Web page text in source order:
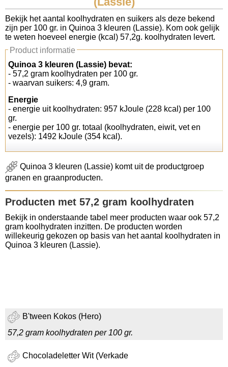
Koolhydraten tellen
Links
Bekijk het aantal koolhydraten en suikers als deze bekend
zijn per 100 gr. in Quinoa 3 kleuren (Lassie). Kom ook gelijk
te weten hoeveel energie (kcal) 57,2g. koolhydraten levert.
Product informatie
Quinoa 3 kleuren (Lassie) bevat:
- 57,2 gram koolhydraten per 100 gr.
- waarvan suikers: 4,9 gram.
Energie
- energie uit koolhydraten: 957 kJoule (228 kcal) per 100
gr.
- energie per 100 gr. totaal (koolhydraten, eiwit, vet en
vezels): 1492 kJoule (354 kcal).
Quinoa 3 kleuren (Lassie) komt uit de productgroep
granen en graanproducten.
Producten met 57,2 gram koolhydraten
Bekijk in onderstaande tabel meer producten waar ook 57,2
gram koolhydraten inzitten. De producten worden
willekeurig gekozen op basis van het aantal koolhydraten in
Quinoa 3 kleuren (Lassie).
B'tween Kokos (Hero)
57,2 gram koolhydraten per 100 gr.
Chocoladeletter Wit (Verkade